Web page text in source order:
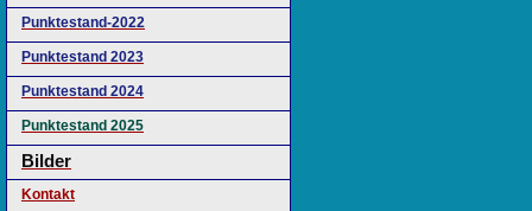
Punktestand-2022
Punktestand 2023
Punktestand 2024
Punktestand 2025
Bilder
Kontakt